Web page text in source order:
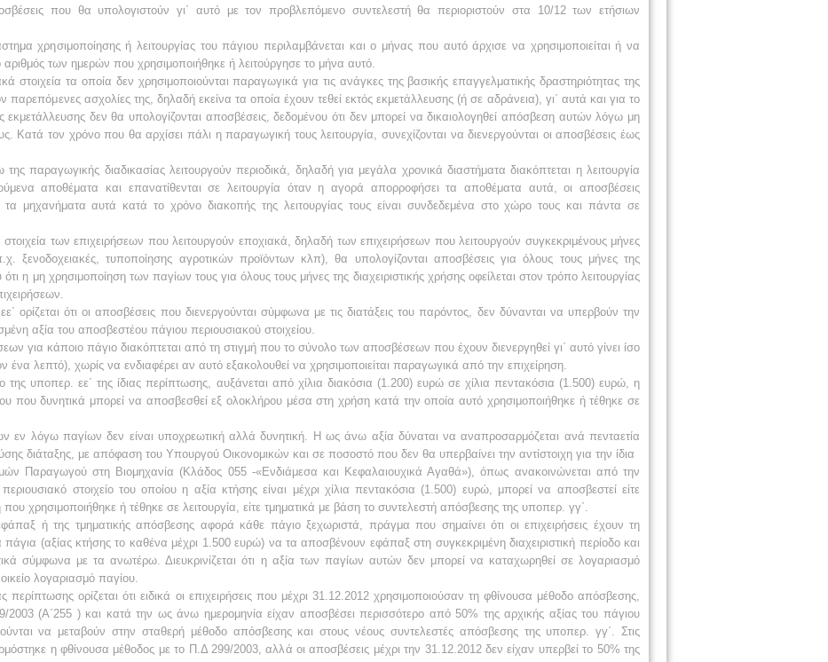
που θα υπολογιστούν γι΄ αυτό με τον προβλεπόμενο συντελεστή θα περιοριστούν στα 10/12 των ετήσιων
χρησιμοποίησης ή λειτουργίας του πάγιου περιλαμβάνεται και ο μήνας που αυτό άρχισε να χρησιμοποιείται ή να
αριθμός των ημερών που χρησιμοποιήθηκε ή λειτούργησε το μήνα αυτό.
στοιχεία τα οποία δεν χρησιμοποιούνται παραγωγικά για τις ανάγκες της βασικής επαγγελματικής δραστηριότητας της
παρεπόμενες ασχολίες της, δηλαδή εκείνα τα οποία έχουν τεθεί εκτός εκμετάλλευσης (ή σε αδράνεια), γι΄ αυτά και για το
εκμετάλλευσης δεν θα υπολογίζονται αποσβέσεις, δεδομένου ότι δεν μπορεί να δικαιολογηθεί απόσβεση αυτών λόγω μη
Κατά τον χρόνο που θα αρχίσει πάλι η παραγωγική τους λειτουργία, συνεχίζονται να διενεργούνται οι αποσβέσεις έως
παραγωγικής διαδικασίας λειτουργούν περιοδικά, δηλαδή για μεγάλα χρονικά διαστήματα διακόπτεται η λειτουργία
αποθέματα και επανατίθενται σε λειτουργία όταν η αγορά απορροφήσει τα αποθέματα αυτά, οι αποσβέσεις
τα μηχανήματα αυτά κατά το χρόνο διακοπής της λειτουργίας τους είναι συνδεδεμένα στο χώρο τους και πάντα σε
των επιχειρήσεων που λειτουργούν εποχιακά, δηλαδή των επιχειρήσεων που λειτουργούν συγκεκριμένους μήνες
ξενοδοχειακές, τυποποίησης αγροτικών προϊόντων κλπ), θα υπολογίζονται αποσβέσεις για όλους τους μήνες της
ότι η μη χρησιμοποίηση των παγίων τους για όλους τους μήνες της διαχειριστικής χρήσης οφείλεται στον τρόπο λειτουργίας
ορίζεται ότι οι αποσβέσεις που διενεργούνται σύμφωνα με τις διατάξεις του παρόντος, δεν δύνανται να υπερβούν την
αξία του αποσβεστέου πάγιου περιουσιακού στοιχείου.
για κάποιο πάγιο διακόπτεται από τη στιγμή που το σύνολο των αποσβέσεων που έχουν διενεργηθεί γι΄ αυτό γίνει ίσο
ένα λεπτό), χωρίς να ενδιαφέρει αν αυτό εξακολουθεί να χρησιμοποιείται παραγωγικά από την επιχείρηση.
της υποπερ. εε΄ της ίδιας περίπτωσης, αυξάνεται από χίλια διακόσια (1.200) ευρώ σε χίλια πεντακόσια (1.500) ευρώ, η
που δυνητικά μπορεί να αποσβεσθεί εξ ολοκλήρου μέσα στη χρήση κατά την οποία αυτό χρησιμοποιήθηκε ή τέθηκε σε
λόγω παγίων δεν είναι υποχρεωτική αλλά δυνητική. Η ως άνω αξία δύναται να αναπροσαρμόζεται ανά πενταετία
διάταξης, με απόφαση του Υπουργού Οικονομικών και σε ποσοστό που δεν θα υπερβαίνει την αντίστοιχη για την ίδια
Παραγωγού στη Βιομηχανία (Κλάδος 055 -«Ενδιάμεσα και Κεφαλαιουχικά Αγαθά»), όπως ανακοινώνεται από την
στοιχείο του οποίου η αξία κτήσης είναι μέχρι χίλια πεντακόσια (1.500) ευρώ, μπορεί να αποσβεστεί είτε
χρησιμοποιήθηκε ή τέθηκε σε λειτουργία, είτε τμηματικά με βάση το συντελεστή απόσβεσης της υποπερ. γγ΄.
ή της τμηματικής απόσβεσης αφορά κάθε πάγιο ξεχωριστά, πράγμα που σημαίνει ότι οι επιχειρήσεις έχουν τη
πάγια (αξίας κτήσης το καθένα μέχρι 1.500 ευρώ) να τα αποσβένουν εφάπαξ στη συγκεκριμένη διαχειριστική περίοδο και
σύμφωνα με τα ανωτέρω. Διευκρινίζεται ότι η αξία των παγίων αυτών δεν μπορεί να καταχωρηθεί σε λογαριασμό
λογαριασμό παγίου.
περίπτωσης ορίζεται ότι ειδικά οι επιχειρήσεις που μέχρι 31.12.2012 χρησιμοποιούσαν τη φθίνουσα μέθοδο απόσβεσης,
2003 (Α΄255 ) και κατά την ως άνω ημερομηνία είχαν αποσβέσει περισσότερο από 50% της αρχικής αξίας του πάγιου
να μεταβούν στην σταθερή μέθοδο απόσβεσης και στους νέους συντελεστές απόσβεσης της υποπερ. γγ΄. Στις
η φθίνουσα μέθοδος με το Π.Δ 299/2003, αλλά οι αποσβέσεις μέχρι την 31.12.2012 δεν είχαν υπερβεί το 50% της